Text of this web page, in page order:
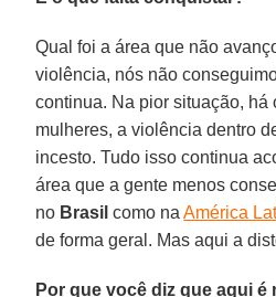
Qual foi a área que não
violência, nós não
continua. Na pior situação, há
mulheres, a violência dentro
incesto. Tudo isso continua
área que a gente menos
no Brasil como naAmérica
de forma geral. Mas aqui a
Por que você diz que aqui é